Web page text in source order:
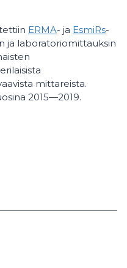
ERMA- ja EsmiRs-
ja laboratoriomittauksin
mittareista.
2015—2019.